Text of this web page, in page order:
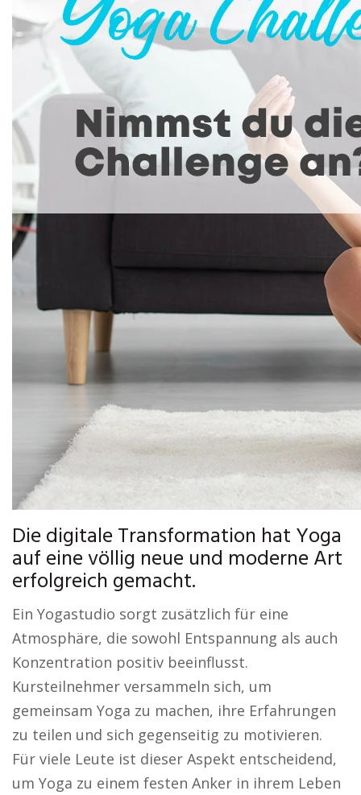
Die digitale Transformation hat Yoga
auf eine völlig neue und moderne Art
erfolgreich gemacht.
Ein Yogastudio sorgt zusätzlich für eine
Atmosphäre, die sowohl Entspannung als auch
Konzentration positiv beeinflusst.
Kursteilnehmer versammeln sich, um
gemeinsam Yoga zu machen, ihre Erfahrungen
zu teilen und sich gegenseitig zu motivieren.
Für viele Leute ist dieser Aspekt entscheidend,
um Yoga zu einem festen Anker in ihrem Leben